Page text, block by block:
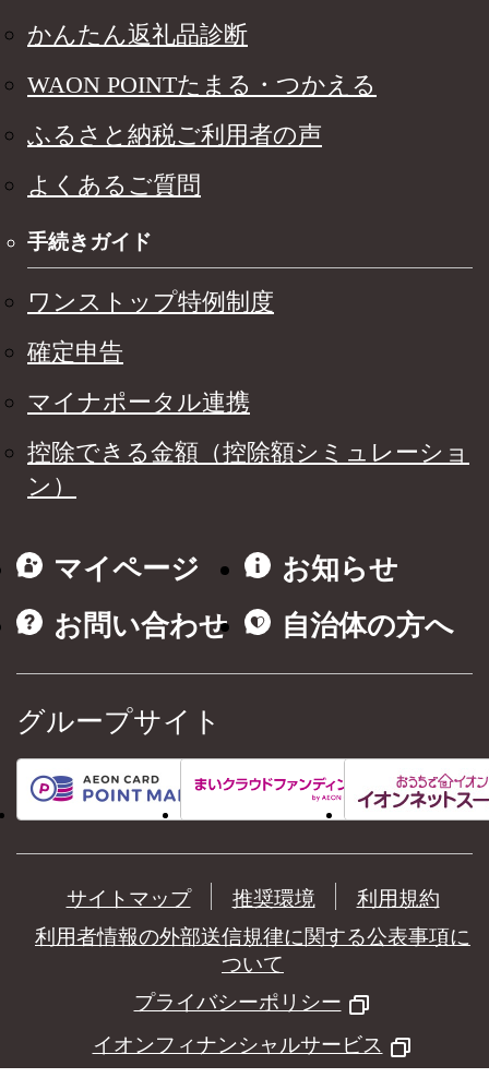
かんたん返礼品診断
WAON POINTたまる・つかえる
ふるさと納税ご利用者の声
よくあるご質問
手続きガイド
ワンストップ特例制度
確定申告
マイナポータル連携
控除できる金額（控除額シミュレーショ
ン）
マイページ
お知らせ
お問い合わせ
自治体の方へ
グループサイト
サイトマップ 推奨環境
利用規約
利用者情報の外部送信規律に関する公表事項に
ついて
プライバシーポリシー
イオンフィナンシャルサービス